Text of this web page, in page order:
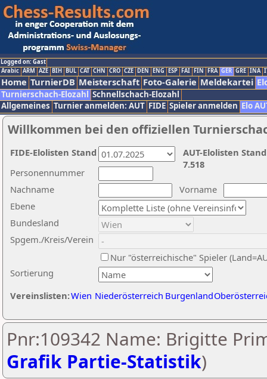
Logged on: Gast
Arabic ARM AZE BIH BUL CAT CHN CRO CZE DEN ENG ESP FAI FIN FRA GER GRE INA
Home TurnierDB Meisterschaft Foto-Galerie Meldekartei
Turnierschach-Elozahl Schnellschach-Elozahl
Allgemeines Turnier anmelden: AUT FIDE Spieler anmelden Elo
Willkommen bei den offiziellen
Nachname
Vorname
Ebene
Sortierung
Personennummer
Bundesland
Spgem./Kreis/Verein
Nur "österreichische" Spieler
Vereinslisten:Wien Niederösterreich Burgenland
AUT-Elolisten
7.518
FIDE-Elolisten Stand
Pnr:109342 Name: Brigitte
Grafik Partie-Statistik)